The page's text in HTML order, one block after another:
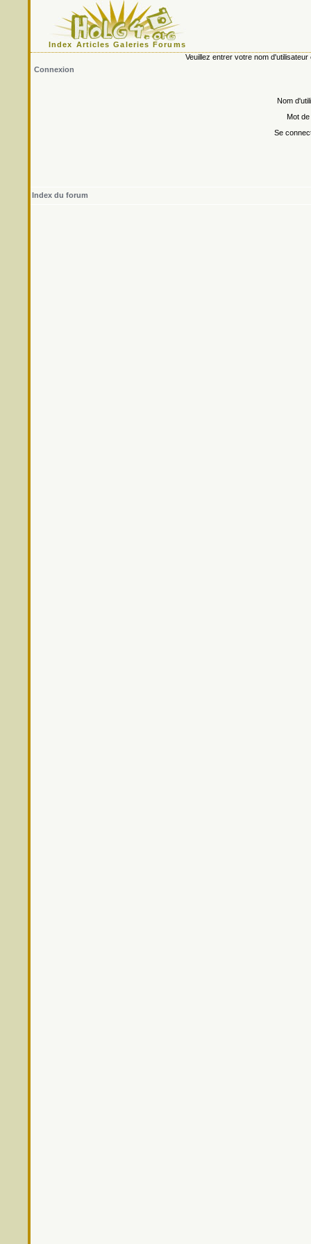
Index Articles Galeries Forums
Veuillez entrer votre nom
Connexion
Nom
Mot
Se
Index du forum